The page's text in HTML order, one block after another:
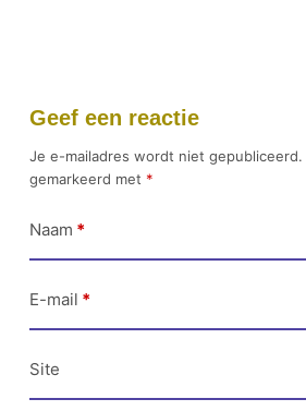
Geef een reactie
Je e-mailadres wordt niet gepubliceerd.
gemarkeerd met *
Naam *
E-mail *
Site